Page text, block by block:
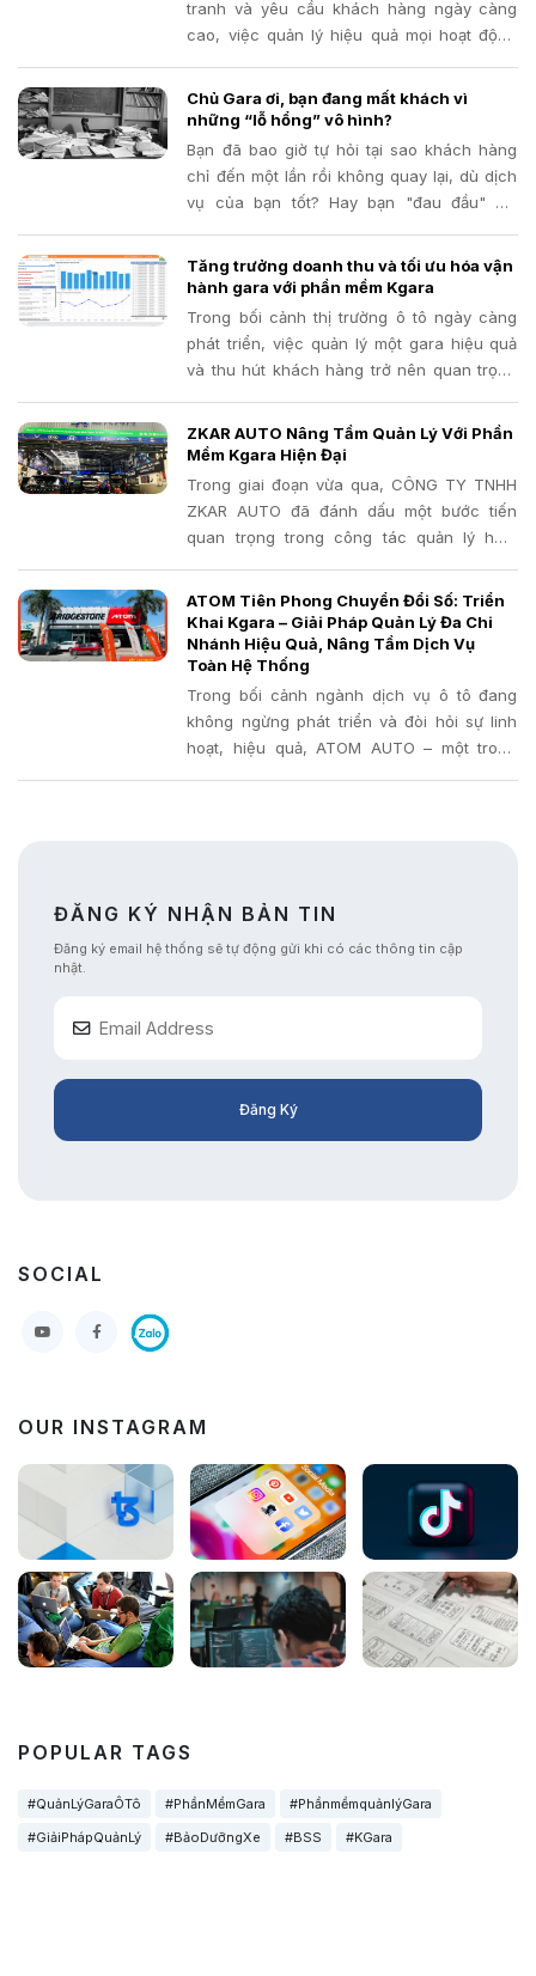
tranh và yêu cầu khách hàng ngày càng
cao, việc quản lý hiệu quả mọi hoạt động
hết. Phần mềm quản lý gara đã và đang
chứng minh là một công cụ đắc lực, giúp
các gara tối ưu hóa quy trình, nâng cao
chất lượng dịch vụ và tăng trưởng doanh
Chủ Gara ơi, bạn đang mất khách vì
những “lỗ hổng” vô hình?
Bạn đã bao giờ tự hỏi tại sao khách hàng
chỉ đến một lần rồi không quay lại, dù dịch
vụ của bạn tốt? Hay bạn "đau đầu" khi
nhưng không biết ai là khách hàng thân
thiết, ai cần chăm sóc đặc biệt?
Tăng trưởng doanh thu và tối ưu hóa vận
hành gara với phần mềm Kgara
Trong bối cảnh thị trường ô tô ngày càng
phát triển, việc quản lý một gara hiệu quả
và thu hút khách hàng trở nên quan trọng
trong việc quản lý thủ công, bỏ lỡ lịch hẹn,
thất thoát phụ tùng hay khó khăn trong việc
chăm sóc khách hàng? Đã đến lúc bạn cần
một giải pháp công nghệ mạnh mẽ để đưa
gara của mình lên một tầm cao mới.
ZKAR AUTO Nâng Tầm Quản Lý Với Phần
Mềm Kgara Hiện Đại
Trong giai đoạn vừa qua, CÔNG TY TNHH
ZKAR AUTO đã đánh dấu một bước tiến
quan trọng trong công tác quản lý hoạt
phần mềm quản lý gara chuyên nghiệp
Kgara.
ATOM Tiên Phong Chuyển Đổi Số: Triển
Khai Kgara – Giải Pháp Quản Lý Đa Chi
Nhánh Hiệu Quả, Nâng Tầm Dịch Vụ
Toàn Hệ Thống
Trong bối cảnh ngành dịch vụ ô tô đang
không ngừng phát triển và đòi hỏi sự linh
hoạt, hiệu quả, ATOM AUTO – một trong
ĐĂNG KÝ NHẬN BẢN TIN
Đăng ký email hệ thống sẽ tự động gửi khi có các thông tin cập
nhật.
Đăng Ký
SOCIAL
OUR INSTAGRAM
POPULAR TAGS
#QuảnLýGaraÔTô #PhầnMềmGara
#PhầnmềmquảnlýGara
#GiảiPhápQuảnLý
#BảoDưỡngXe #BSS #KGara